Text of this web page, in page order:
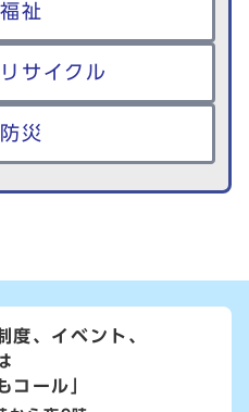
福祉
サイクル
防災
度、イベント、
コール」